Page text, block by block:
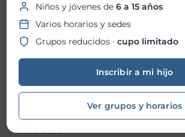
junio 2026
mayo 2026
abril 2026
marzo 2026
enero 2026
Niños y jóvenes de6 a 15 años
Varios horarios y sedes
Grupos reducidos ·cupo limitado
Inscribir a mi hijo
Ver grupos y horarios